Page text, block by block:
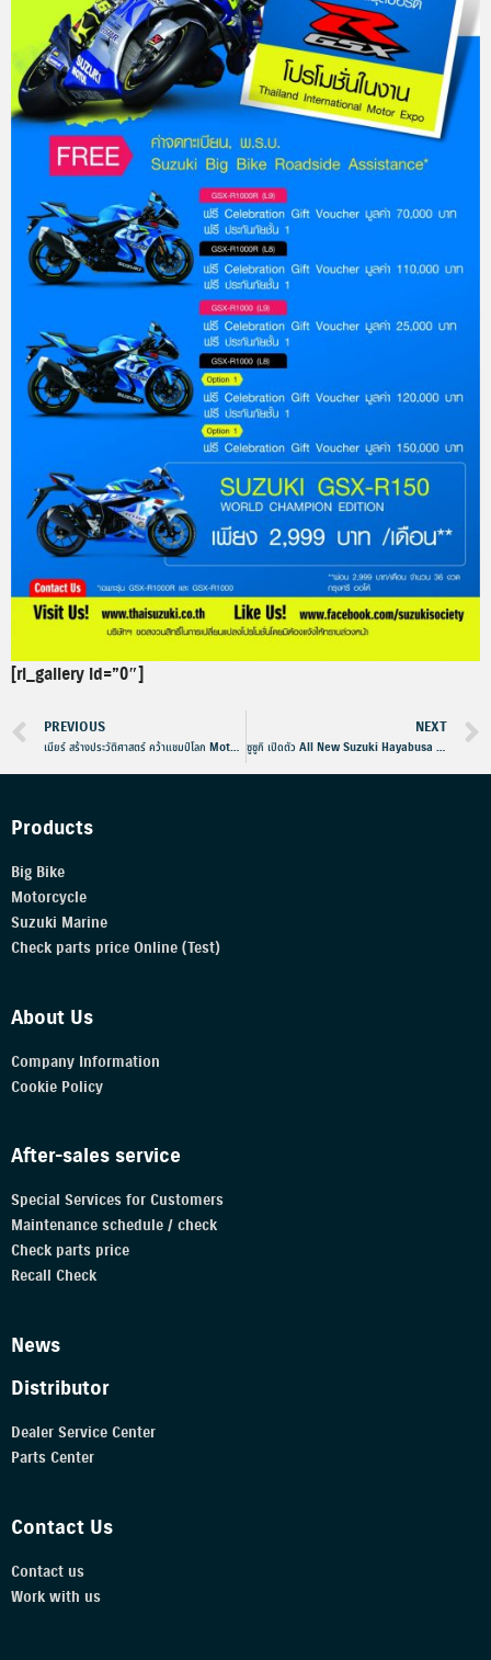
[rl_gallery id=”0″]
PREVIOUS
เมียร์ สร้างประวัติศาสตร์ คว้าแชมป์โลก MotoGP2020
NEXT
ซูซูกิ เปิดตัว All New Suzuki Hayabusa เทคโนโลยีจัดเต็ม!!!
Products
Big Bike
Motorcycle
Suzuki Marine
Check parts price Online (Test)
About Us
Company Information
Cookie Policy
After-sales service
Special Services for Customers
Maintenance schedule / check
Check parts price
Recall Check
News
Distributor
Dealer Service Center
Parts Center
Contact Us
Contact us
Work with us